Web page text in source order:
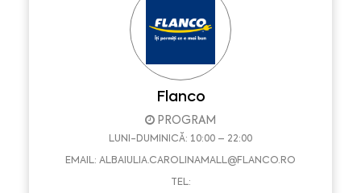
Flanco
PROGRAM
LUNI-DUMINICĂ: 10:00 – 22:00
EMAIL: ALBAIULIA.CAROLINAMALL@FLANCO.RO
TEL: